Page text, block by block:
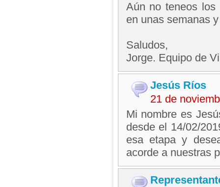
Aún no teneos los
en unas semanas
Saludos,
Jorge. Equipo de
Jesús Ríos
21 de
Mi nombre es
desde el 14/02/
esa etapa y
acorde a nuestras